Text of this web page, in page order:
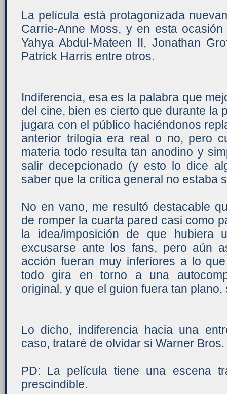
La película está protagonizada
Carrie-Anne Moss, y en esta
Yahya Abdul-Mateen II, Jonathan
Patrick Harris entre otros.
Indiferencia, esa es la palabra que
del cine, bien es cierto que durante la
jugara con el público haciéndonos
anterior trilogía era real o no, pero
materia todo resulta tan anodino y
salir decepcionado (y esto lo dice
saber que la crítica general no estaba
No en vano, me resultó destacable
de romper la cuarta pared casi como
la idea/imposición de que hubiera
excusarse ante los fans, pero aún
acción fueran muy inferiores a lo
todo gira en torno a una
original, y que el guion fuera tan
Lo dicho, indiferencia hacia una
caso, trataré de olvidar si Warner
PD: La película tiene una escena
prescindible.